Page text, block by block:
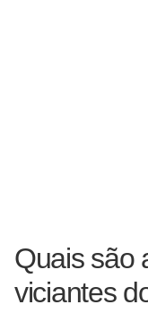
Quais são
viciantes